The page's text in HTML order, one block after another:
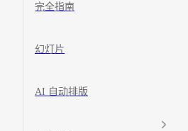
完全指南
幻灯片
AI 自动排版